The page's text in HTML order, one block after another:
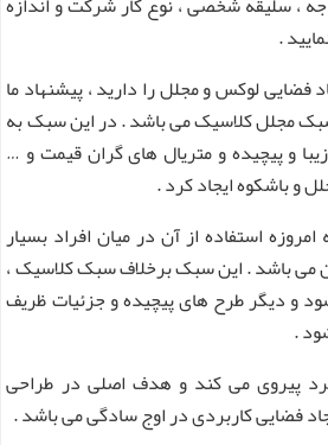
.
فضایی لوکس و مجلل را دارید ، پیشنهاد ما
مجلل کلاسیک می باشد . در این سبک به
و پیچیده و متریال های گران قیمت و …
و باشکوه ایجاد کرد .
استفاده از آن در میان افراد بسیار
باشد . این سبک برخلاف سبک کلاسیک ،
و دیگر طرح های پیچیده و جزئیات ظریف
.
پیروی می کند و هدف اصلی در طراحی
فضایی کاربردی در اوج سادگی می باشد .